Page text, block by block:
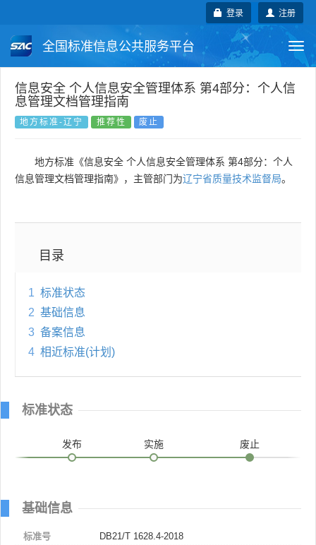
注册
登录
全国标准信息公共服务平台
国家标准 行业标准 地方标准
团体标准 企业标准
国外标准 技术委员会
信息安全 个人信息安全管理体系 第4部分：个人信
息管理文档管理指南
地方标准-辽宁 推荐性 废止
地方标准《信息安全 个人信息安全管理体系 第4部分：个人
信息管理文档管理指南》，主管部门为辽宁省质量技术监督局。
目录
1 标准状态
2 基础信息
3 备案信息
4 相近标准(计划)
标准状态
发布 实施 废止
基础信息
标准号
DB21/T 1628.4-2018